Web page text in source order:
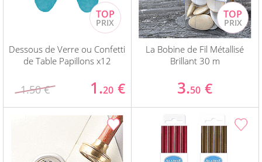
Dessous de Verre ou Confetti
de Table Papillons x12
1.50 € 1.20 €
La Bobine de Fil Métallisé
Brillant 30 m
3.50 €